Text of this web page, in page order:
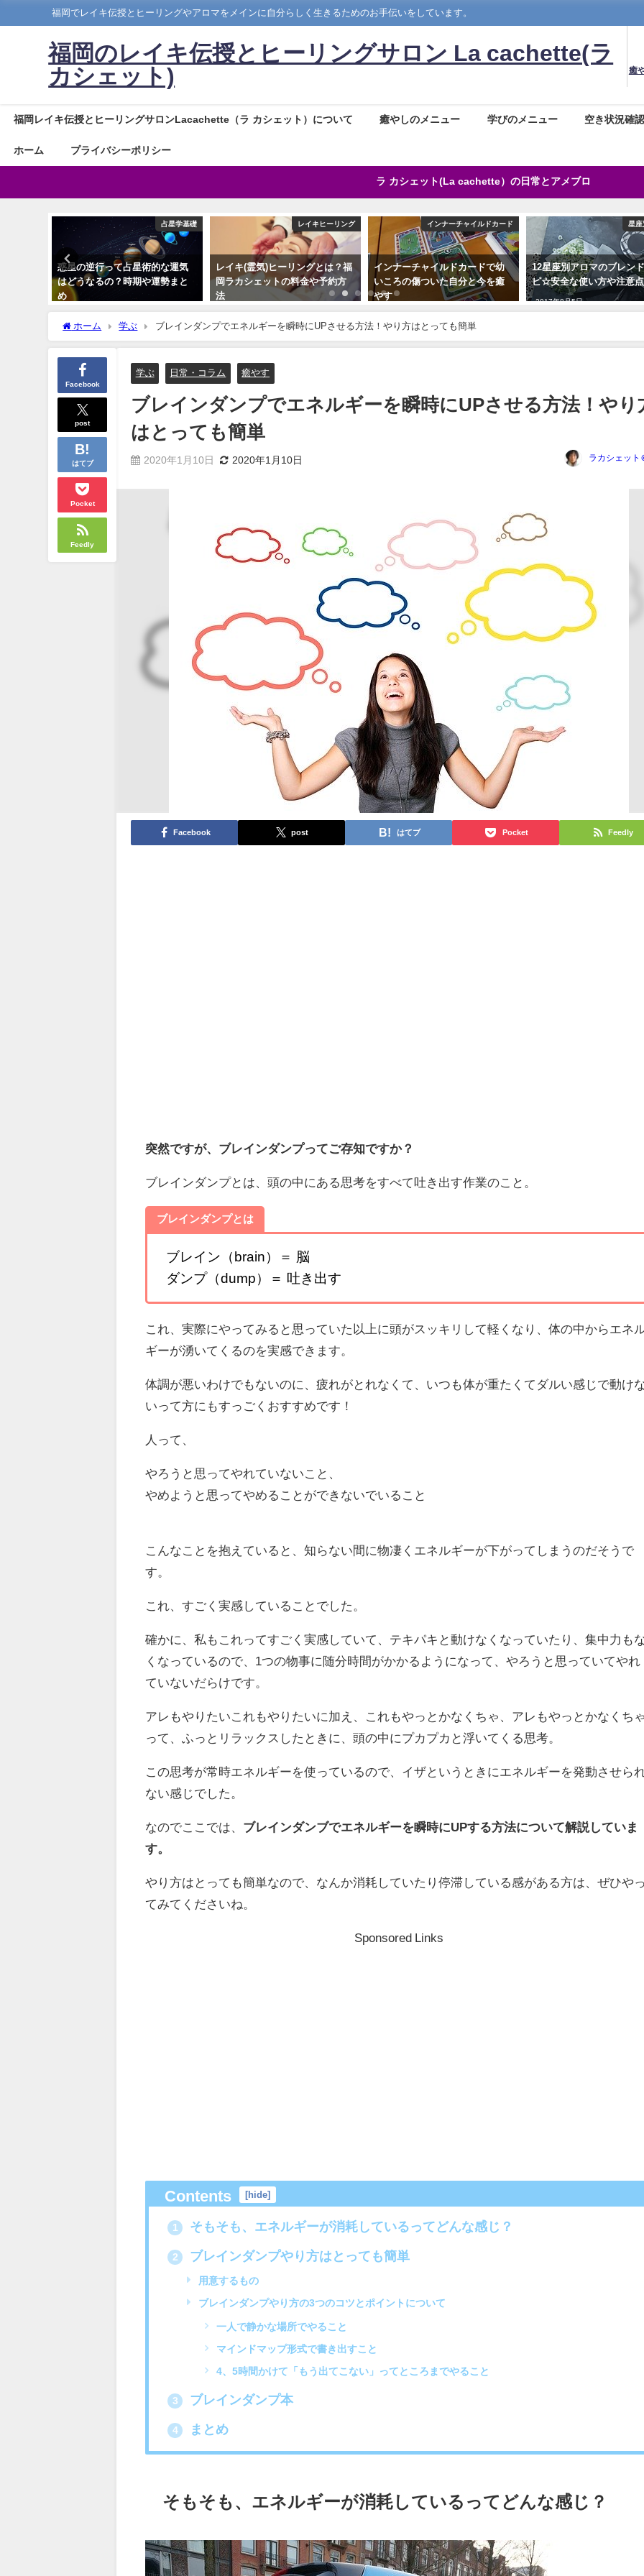
福岡でレイキ伝授とヒーリングやアロマをメインに自分らしく生きるためのお手伝いをしています。
福岡のレイキ伝授とヒーリングサロン La cachette(ラ
カシェット)
癒
福岡レイキ伝授とヒーリングサロンLacachette（ラ カシェット）について 癒やしのメニュー 学びのメニュー 空き状況確
ホーム プライバシーポリシー
ラ カシェット(La cachette）の日常とアメブロ
占星学基礎
惑星の逆行って占星術的な運気
はどうなるの？時期や運勢まと
め
レイキヒーリング
レイキ(霊気)ヒーリングとは？福
岡ラカシェットの料金や予約方
法
インナーチャイルドカード
インナーチャイルドカードで幼
いころの傷ついた自分と今を癒
やす
星座
12星座別アロマのブレン
ピ☆安全な使い方や注意点
2017年8月5日
ホーム 学ぶ ブレインダンプでエネルギーを瞬時にUPさせる方法！やり方はとっても簡単
Facebook
post
はてブ
Pocket
Feedly
学ぶ 日常・コラム 癒やす
ブレインダンプでエネルギーを瞬時にUPさせる方法！やり
はとっても簡単
2020年1月10日 2020年1月10日 ラカシェット
Facebook post はてブ Pocket Feedly
突然ですが、ブレインダンプってご存知ですか？
ブレインダンプとは、頭の中にある思考をすべて吐き出す作業のこと。
ブレインダンプとは
ブレイン（brain）＝ 脳
ダンプ（dump）＝ 吐き出す
これ、実際にやってみると思っていた以上に頭がスッキリして軽くなり、体の中からエネ
ギーが湧いてくるのを実感できます。
体調が悪いわけでもないのに、疲れがとれなくて、いつも体が重たくてダルい感じで動け
いって方にもすっごくおすすめです！
人って、
やろうと思ってやれていないこと、
やめようと思ってやめることができないでいること
こんなことを抱えていると、知らない間に物凄くエネルギーが下がってしまうのだそうで
す。
これ、すごく実感していることでした。
確かに、私もこれってすごく実感していて、テキパキと動けなくなっていたり、集中力も
くなっているので、1つの物事に随分時間がかかるようになって、やろうと思っていてやれ
ていないだらけです。
アレもやりたいこれもやりたいに加え、これもやっとかなくちゃ、アレもやっとかなくち
って、ふっとリラックスしたときに、頭の中にプカプカと浮いてくる思考。
この思考が常時エネルギーを使っているので、イザというときにエネルギーを発動させら
ない感じでした。
なのでここでは、 ブレインダンブでエネルギーを瞬時にUPする方法について解説していま
す。
やり方はとっても簡単なので、なんか消耗していたり停滞している感がある方は、ぜひや
てみてくださいね。
Sponsored Links
Contents [hide]
1 そもそも、エネルギーが消耗しているってどんな感じ？
2 ブレインダンプやり方はとっても簡単
用意するもの
ブレインダンプやり方の3つのコツとポイントについて
一人で静かな場所でやること
マインドマップ形式で書き出すこと
4、5時間かけて「もう出てこない」ってところまでやること
3 ブレインダンプ本
4 まとめ
そもそも、エネルギーが消耗しているってどんな感じ？